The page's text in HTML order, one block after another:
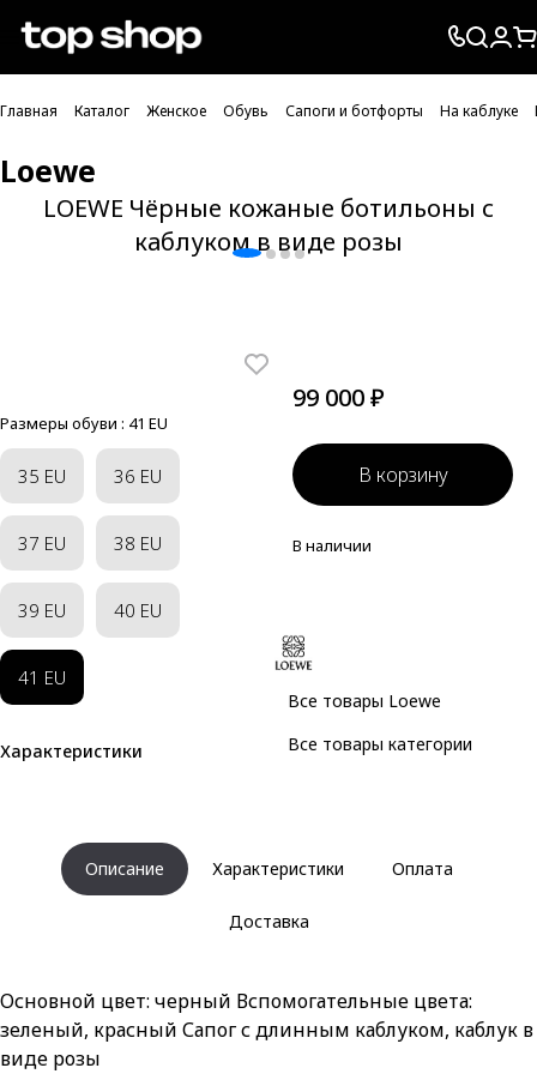
Проверка хлебных крошек
Главная Каталог Женское Обувь Сапоги и ботфорты На каблуке
Loewe
LOEWE Чёрные кожаные ботильоны с
каблуком в виде розы
Размеры обуви : 41 EU
35 EU 36 EU
37 EU 38 EU
39 EU 40 EU
41 EU
Характеристики
99 000 ₽
В корзину
В наличии
Все товары Loewe
Все товары категории
Описание Характеристики Оплата
Доставка
Основной цвет: черный Вспомогательные цвета:
зеленый, красный Сапог с длинным каблуком, каблук в
виде розы